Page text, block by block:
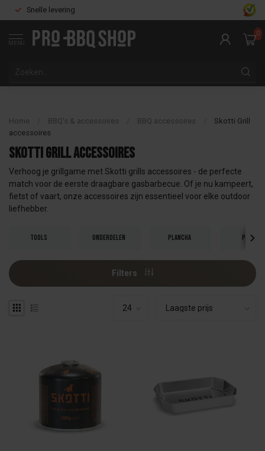
Snelle levering
MENU
0
Home BBQ's & accessoires BBQ accessoires
Skotti Grill
accessoires
Skotti Grill accessoires
Verhoog je grillgame met Skotti grills accessoires - de perfecte
match voor de eerste draagbare gasbarbecue. Of je nu kampeert,
fietst of vaart, onze accessoires zijn essentieel voor elke outdoor
liefhebber.
Tools Onderdelen Plancha Pizza
Filters